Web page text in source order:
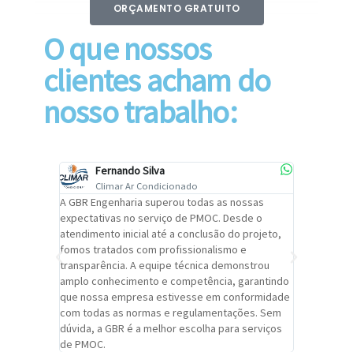
ORÇAMENTO GRATUITO
O que nossos
clientes acham do
nosso trabalho:
Fernando Silva
Climar Ar Condicionado
A GBR Engenharia superou todas as nossas
expectativas no serviço de PMOC. Desde o
atendimento inicial até a conclusão do projeto,
fomos tratados com profissionalismo e
transparência. A equipe técnica demonstrou
amplo conhecimento e competência, garantindo
que nossa empresa estivesse em conformidade
com todas as normas e regulamentações. Sem
dúvida, a GBR é a melhor escolha para serviços
de PMOC.